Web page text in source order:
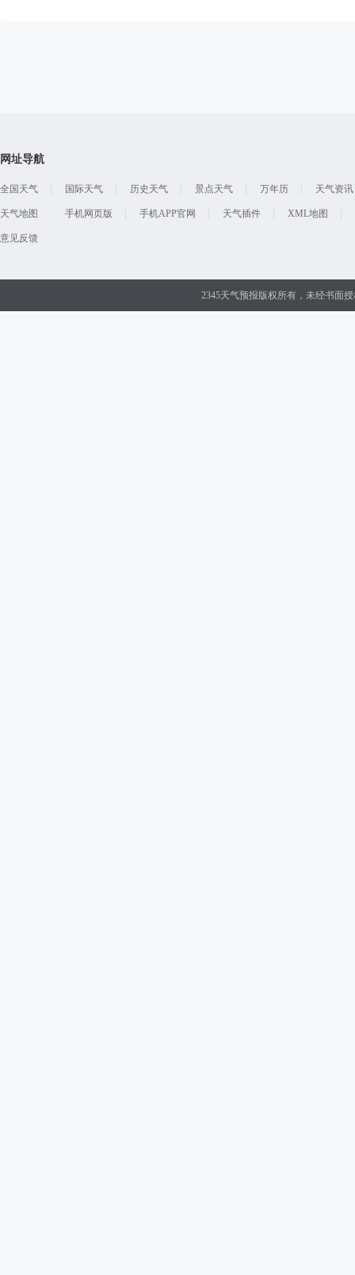
网址导航
全国天气 国际天气 历史天气 景点天气 万年历 天气资讯
天气地图 手机网页版 手机APP官网 天气插件 XML地图
意见反馈
2345天气预报版权所有，未经书面